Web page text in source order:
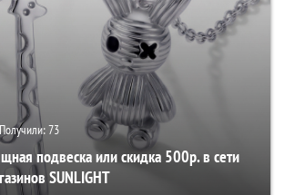
Получили:73
подвеска или скидка 500р. в сети
SUNLIGHT